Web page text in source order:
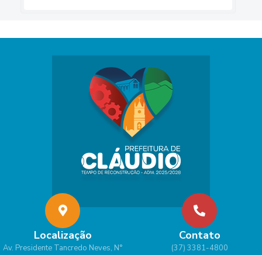
Localização
Av. Presidente Tancredo Neves, N°
Contato
(37) 3381-4800